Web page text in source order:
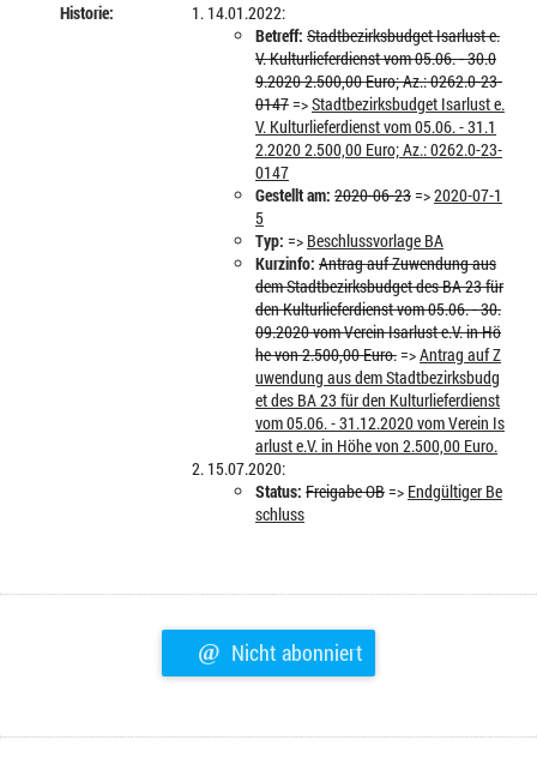
Historie:
14.01.2022:
Betreff: Stadtbezirksbudget Isarlust e.
V. Kulturlieferdienst vom 05.06. - 30.0
9.2020 2.500,00 Euro; Az.: 0262.0-23-
0147=>Stadtbezirksbudget Isarlust e.
V. Kulturlieferdienst vom 05.06. - 31.1
2.2020 2.500,00 Euro; Az.: 0262.0-23-
0147
Gestellt am: 2020-06-23=>2020-07-1
5
Typ: => Beschlussvorlage BA
Kurzinfo: Antrag auf Zuwendung aus
dem Stadtbezirksbudget des BA 23 für
den Kulturlieferdienst vom 05.06. - 30.
09.2020 vom Verein Isarlust e.V. in Hö
he von 2.500,00 Euro.=>Antrag auf Z
uwendung aus dem Stadtbezirksbudg
et des BA 23 für den Kulturlieferdienst
vom 05.06. - 31.12.2020 vom Verein Is
arlust e.V. in Höhe von 2.500,00 Euro.
15.07.2020:
Status: Freigabe OB=> Endgültiger Be
schluss
@ Nicht abonniert